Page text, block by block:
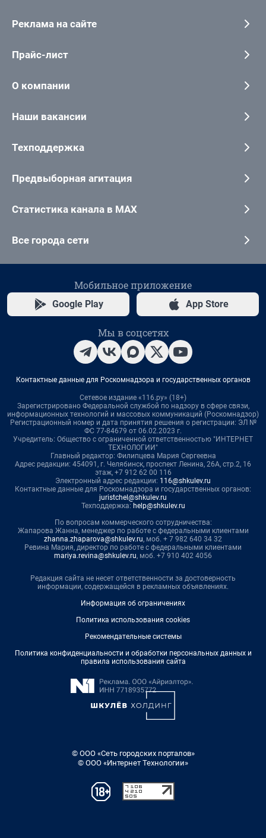
Реклама на сайте
Прайс-лист
О компании
Наши вакансии
Техподдержка
Предвыборная агитация
Статистика канала в MAX
Все города сети
Мобильное приложение
Google Play App Store
Мы в соцсетях
Контактные данные для Роскомнадзора и государственных органов
Сетевое издание «116.ру» (18+)
Зарегистрировано Федеральной службой по надзору в сфере связи,
информационных технологий и массовых коммуникаций (Роскомнадзор)
Регистрационный номер и дата принятия решения о регистрации: ЭЛ №
ФС 77-84679 от 06.02.2023 г.
Учредитель: Общество с ограниченной ответственностью "ИНТЕРНЕТ
ТЕХНОЛОГИИ"
Главный редактор: Филипцева Мария Сергеевна
Адрес редакции: 454091, г. Челябинск, проспект Ленина, 26А, стр.2, 16
этаж, +7 912 62 00 116
Электронный адрес редакции: 116@shkulev.ru
Контактные данные для Роскомнадзора и государственных органов:
juristchel@shkulev.ru
Техподдержка: help@shkulev.ru
По вопросам коммерческого сотрудничества:
Жапарова Жанна, менеджер по работе с федеральными клиентами
zhanna.zhaparova@shkulev.ru, моб. + 7 982 640 34 32
Ревина Мария, директор по работе с федеральными клиентами
mariya.revina@shkulev.ru, моб. +7 910 402 4056
Редакция сайта не несет ответственности за достоверность
информации, содержащейся в рекламных объявлениях.
Информация об ограничениях
Политика использования cookies
Рекомендательные системы
Политика конфиденциальности и обработки персональных данных и
правила использования сайта
© ООО «Сеть городских порталов»
© ООО «Интернет Технологии»